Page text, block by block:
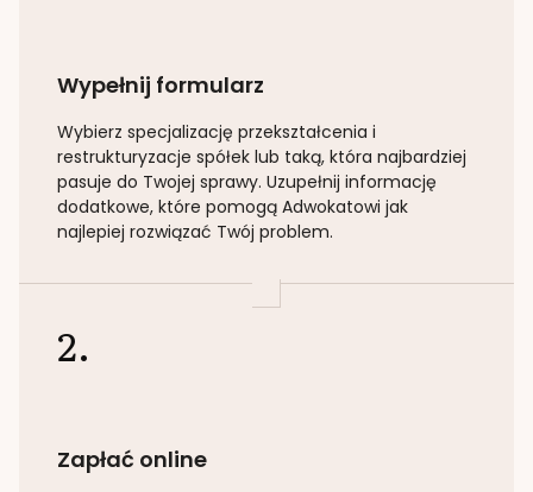
Wypełnij formularz
Wybierz specjalizację przekształcenia i
restrukturyzacje spółek lub taką, która najbardziej
pasuje do Twojej sprawy. Uzupełnij informację
dodatkowe, które pomogą Adwokatowi jak
najlepiej rozwiązać Twój problem.
2.
Zapłać online